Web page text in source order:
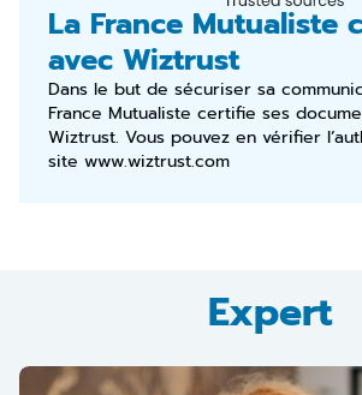
La France Mutualiste
avec Wiztrust
Dans le but de sécuriser sa
France Mutualiste certifie ses
Wiztrust. Vous pouvez en vérifier
site www.wiztrust.com
Expert